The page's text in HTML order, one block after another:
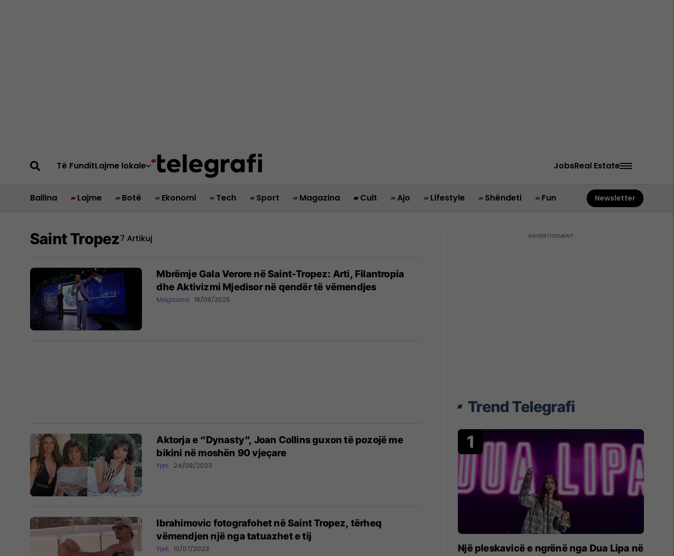
Të FunditLajme lokale JobsReal Estate
Ballina Lajme Botë Ekonomi Tech Sport Magazina Cult Ajo Lifestyle Shëndeti Fun Newsletter
Saint Tropez7 Artikuj
Mbrëmje Gala Verore në Saint-Tropez: Arti, Filantropia
dhe Aktivizmi Mjedisor në qendër të vëmendjes
Magazina 19/08/2025
Aktorja e “Dynasty”, Joan Collins guxon të pozojë me
bikini në moshën 90 vjeçare
Yjet 24/08/2023
Ibrahimovic fotografohet në Saint Tropez, tërheq
vëmendjen një nga tatuazhet e tij
Yjet 10/07/2023
Trend Telegrafi
Një pleskavicë e ngrënë nga Dua Lipa në